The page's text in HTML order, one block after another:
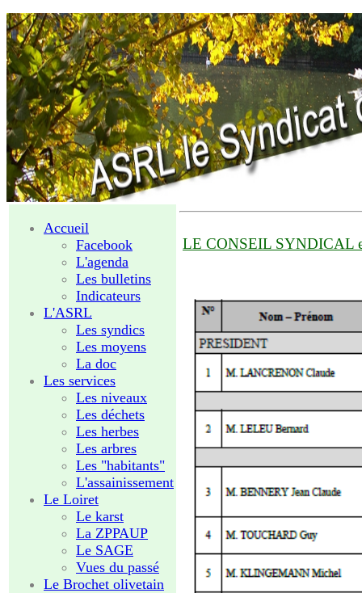
Accueil
Facebook
L'agenda
Les bulletins
Indicateurs
L'ASRL
Les syndics
Les moyens
La doc
Les services
Les niveaux
Les déchets
Les herbes
Les arbres
Les "habitants"
L'assainissement
Le Loiret
Le karst
La ZPPAUP
Le SAGE
Vues du passé
Le Brochet olivetain
LE CONSEIL SYNDICAL